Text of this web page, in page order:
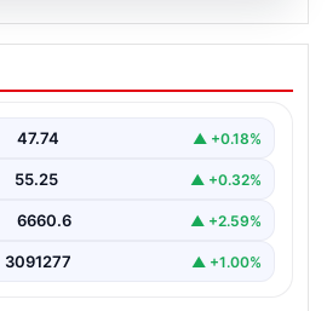
4 Katlı Binanın Çökmesi
Önlemleri
korkutan anlara sahne oldu.
47.74 ▲ +0.18%
55.25 ▲ +0.32%
6660.6 ▲ +2.59%
3091277 ▲ +1.00%